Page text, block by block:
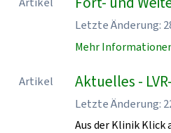
Letzte Änderung:
Mehr
Artikel Aktuelles -
Letzte Änderung:
Aus der Klinik